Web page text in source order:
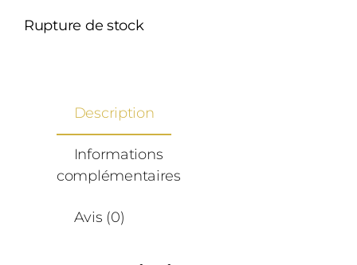
Rupture de stock
Description
Informations
complémentaires
Avis (0)